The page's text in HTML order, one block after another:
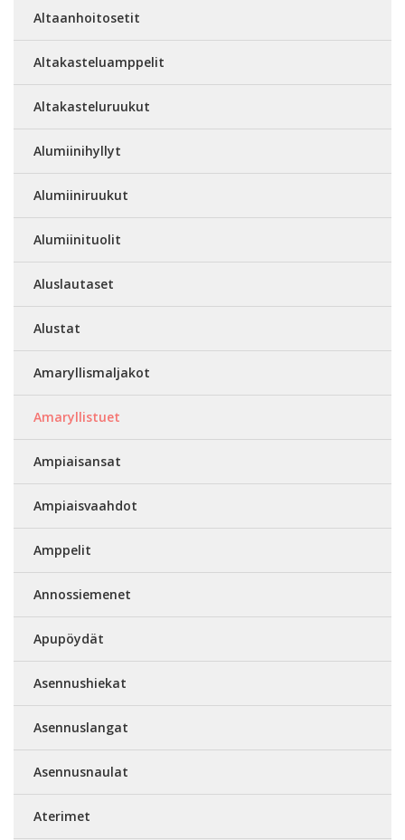
Altaanhoitosetit
Altakasteluamppelit
Altakasteluruukut
Alumiinihyllyt
Alumiiniruukut
Alumiinituolit
Aluslautaset
Alustat
Amaryllismaljakot
Amaryllistuet
Ampiaisansat
Ampiaisvaahdot
Amppelit
Annossiemenet
Apupöydät
Asennushiekat
Asennuslangat
Asennusnaulat
Aterimet